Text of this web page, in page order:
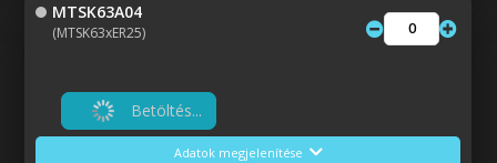
MTSK63A04
(MTSK63xER25)
Betöltés...
Adatok megjelenítése